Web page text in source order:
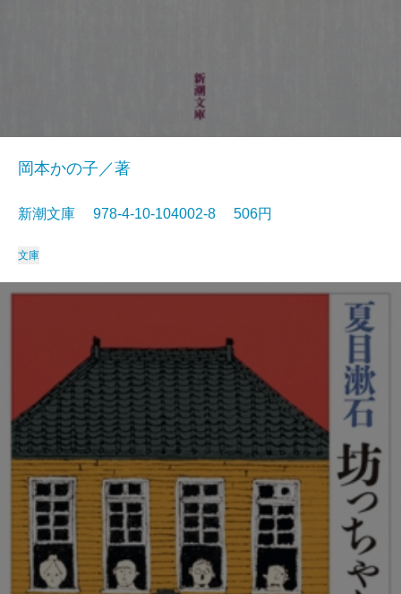
岡本かの子／著
新潮文庫 978-4-10-104002-8 506円
文庫